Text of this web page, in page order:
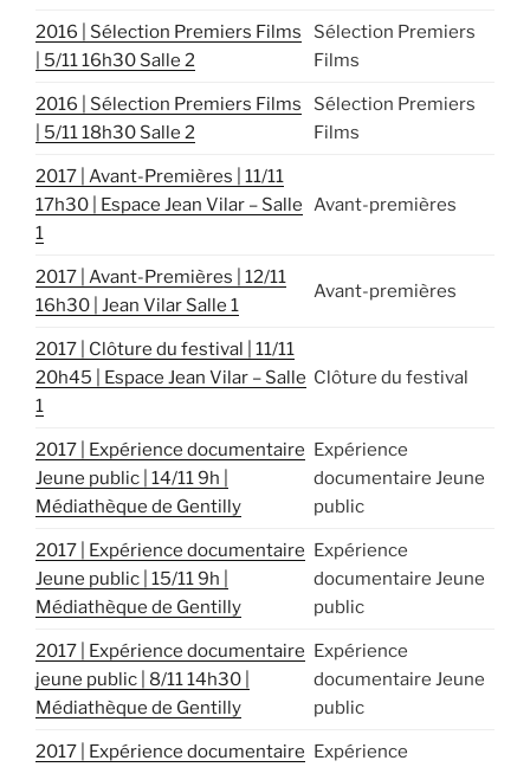
2016 | Sélection Premiers Films
| 5/11 16h30 Salle 2
Sélection Premiers
Films
2016 | Sélection Premiers Films
| 5/11 18h30 Salle 2
Sélection Premiers
Films
2017 | Avant-Premières | 11/11
17h30 | Espace Jean Vilar – Salle
1
Avant-premières
2017 | Avant-Premières | 12/11
16h30 | Jean Vilar Salle 1
Avant-premières
2017 | Clôture du festival | 11/11
20h45 | Espace Jean Vilar – Salle
1
Clôture du festival
2017 | Expérience documentaire
Jeune public | 14/11 9h |
Médiathèque de Gentilly
Expérience
documentaire Jeune
public
2017 | Expérience documentaire
Jeune public | 15/11 9h |
Médiathèque de Gentilly
Expérience
documentaire Jeune
public
2017 | Expérience documentaire
jeune public | 8/11 14h30 |
Médiathèque de Gentilly
Expérience
documentaire Jeune
public
2017 | Expérience documentaire Expérience